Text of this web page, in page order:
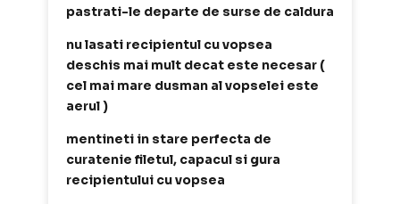
pastrati-le departe de surse de caldura
nu lasati recipientul cu vopsea
deschis mai mult decat este necesar (
cel mai mare dusman al vopselei este
aerul )
mentineti in stare perfecta de
curatenie filetul, capacul si gura
recipientului cu vopsea